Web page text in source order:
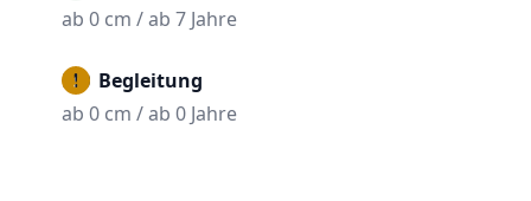
ab 0 cm / ab 7 Jahre
Mit Begleitung
ab 0 cm / ab 0 Jahre